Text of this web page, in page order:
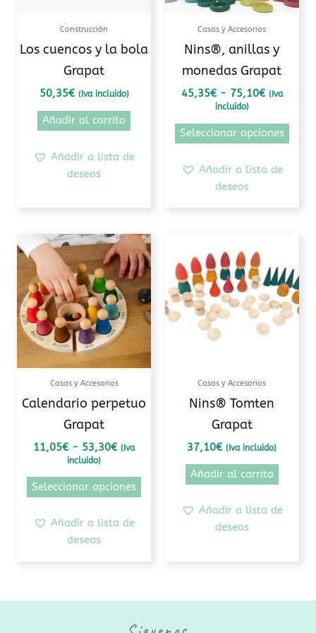
Construcción
Los cuencos y la bola
Grapat
50,35€ (Iva incluido)
Añadir al carrito
Añadir a lista de
deseos
Casas y Accesorios
Nins®, anillas y
monedas Grapat
45,35€ - 75,10€ (Iva
incluido)
Seleccionar opciones
se
Añadir a lista de
deseos
Casas y Accesorios
Calendario perpetuo
Grapat
11,05€ - 53,30€
Rango
de
precios:
desde
11,05€
hasta
53,30€
(Iva
incluido)
Seleccionar opciones
Este
producto
tiene
múltiples
variantes.
Las
opciones
se
en
producto
Añadir a lista de
deseos
Casas y Accesorios
Nins® Tomten
Grapat
37,10€ (Iva incluido)
Añadir al carrito
Añadir a lista de
deseos